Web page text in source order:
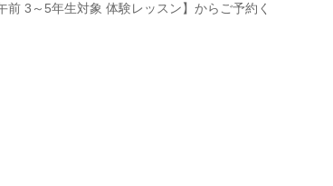
前 3 ～ 5年生対象 体験レッスン】からご予約く